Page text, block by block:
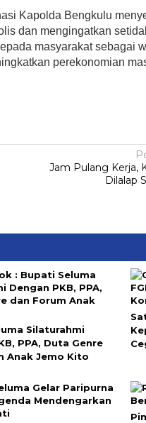
Kapolda Bengkulu
dan mengingatkan
masyarakat sebagai
perekonomian
Jam Pulang Kerja,
Dilalap
Silaturahmi
PPA, Duta Genre
Anak Jemo Kito